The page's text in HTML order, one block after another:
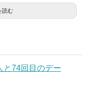
読む
74回目のデー